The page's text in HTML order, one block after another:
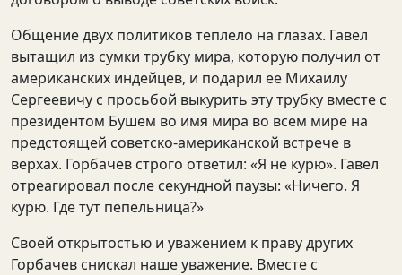
Общение двух политиков теплело на глазах. Гавел
вытащил из сумки трубку мира, которую получил от
американских индейцев, и подарил ее Михаилу
Сергеевичу с просьбой выкурить эту трубку вместе с
президентом Бушем во имя мира во всем мире на
предстоящей советско-американской встрече в
верхах. Горбачев строго ответил: «Я не курю». Гавел
отреагировал после секундной паузы: «Ничего. Я
курю. Где тут пепельница?»
Своей открытостью и уважением к праву других
Горбачев снискал наше уважение. Вместе с